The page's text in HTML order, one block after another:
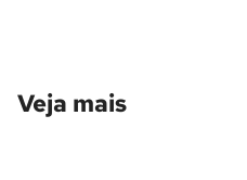
Veja mais